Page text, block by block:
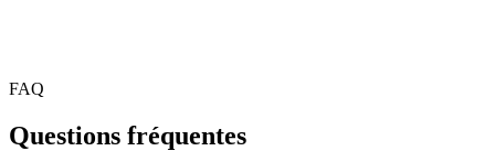
FAQ
Questions fréquentes